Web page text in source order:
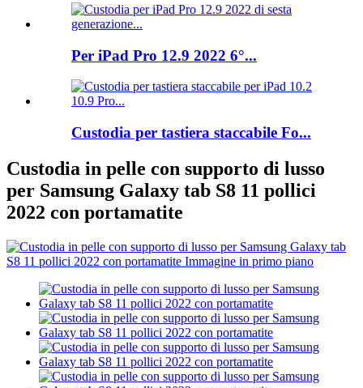
Per iPad Pro 12.9 2022 6°...
Custodia per tastiera staccabile Fo...
Custodia in pelle con supporto di lusso
per Samsung Galaxy tab S8 11 pollici
2022 con portamatite